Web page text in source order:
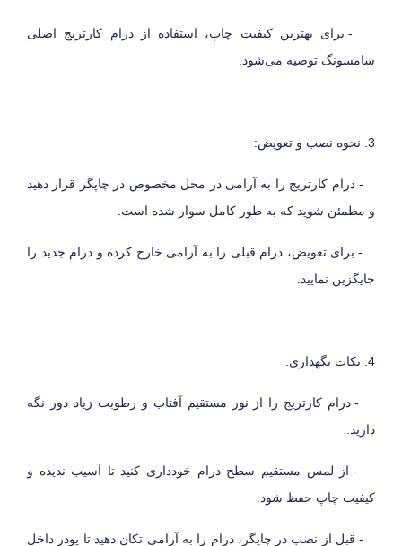
- برای بهترین کیفیت چاپ، استفاده از درام کارتریج اصلی
سامسونگ توصیه می‌شود.
3. نحوه نصب و تعویض:
- درام کارتریج را به آرامی در محل مخصوص در چاپگر قرار دهید
و مطمئن شوید که به طور کامل سوار شده است.
- برای تعویض، درام قبلی را به آرامی خارج کرده و درام جدید را
جایگزین نمایید.
4. نکات نگهداری:
- درام کارتریج را از نور مستقیم آفتاب و رطوبت زیاد دور نگه
دارید.
- از لمس مستقیم سطح درام خودداری کنید تا آسیب ندیده و
کیفیت چاپ حفظ شود.
- قبل از نصب در چاپگر، درام را به آرامی تکان دهید تا پودر داخل